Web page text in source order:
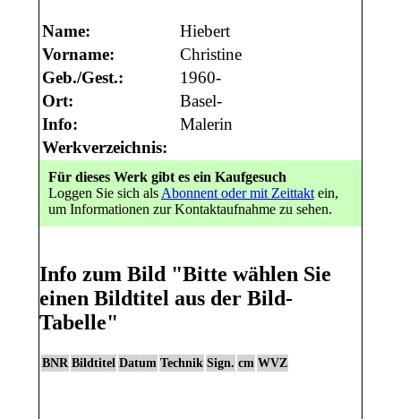
Name:
Hiebert
Vorname:
Christine
Geb./Gest.:
1960-
Ort:
Basel-
Info:
Malerin
Werkverzeichnis:
Für dieses Werk gibt es ein Kaufgesuch
Loggen Sie sich als Abonnent oder mit Zeittakt ein,
um Informationen zur Kontaktaufnahme zu sehen.
Info zum Bild "Bitte wählen Sie
einen Bildtitel aus der Bild-
Tabelle"
BNR Bildtitel Datum Technik Sign. cm WVZ